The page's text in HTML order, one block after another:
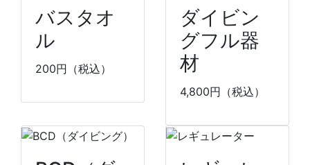
バスタオ
ル
200円（税込）
ダイビン
グフル器
材
4,800円（税込）